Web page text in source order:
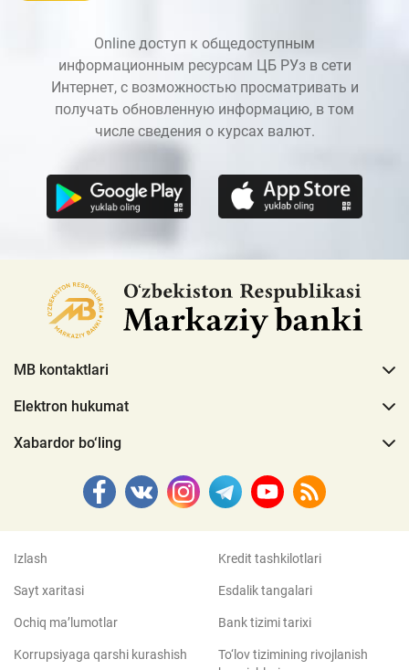
Online доступ к общедоступным
информационным ресурсам ЦБ РУз в сети
Интернет, с возможностью просматривать и
получать обновленную информацию, в том
числе сведения о курсах валют.
MB kontaktlari
Elektron hukumat
Xabardor bo‘ling
Izlash
Sayt xaritasi
Ochiq ma’lumotlar
Korrupsiyaga qarshi kurashish
Kredit tashkilotlari
Esdalik tangalari
Bank tizimi tarixi
To‘lov tizimining rivojlanish